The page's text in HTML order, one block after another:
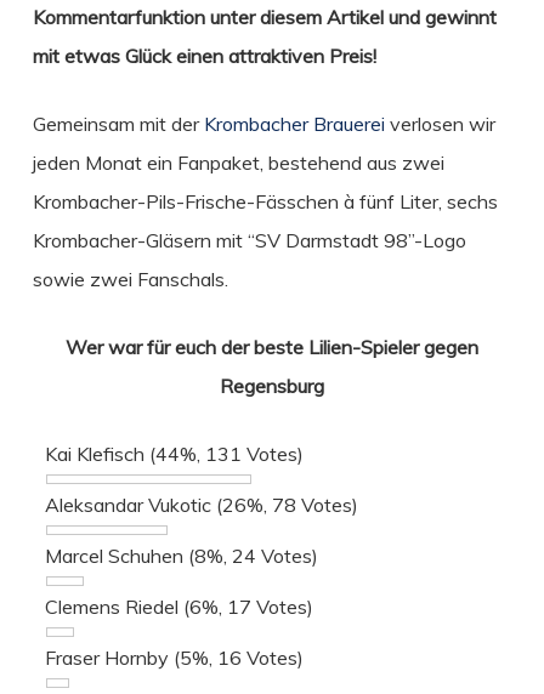
Kommentarfunktion unter diesem Artikel und gewinnt
mit etwas Glück einen attraktiven Preis!
Gemeinsam mit der Krombacher Brauerei verlosen wir
jeden Monat ein Fanpaket, bestehend aus zwei
Krombacher-Pils-Frische-Fässchen à fünf Liter, sechs
Krombacher-Gläsern mit “SV Darmstadt 98”-Logo
sowie zwei Fanschals.
Wer war für euch der beste Lilien-Spieler gegen
Regensburg
Kai Klefisch (44%, 131 Votes)
Aleksandar Vukotic (26%, 78 Votes)
Marcel Schuhen (8%, 24 Votes)
Clemens Riedel (6%, 17 Votes)
Fraser Hornby (5%, 16 Votes)